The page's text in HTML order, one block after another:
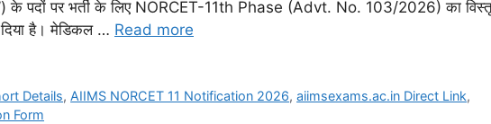
के पदों पर भर्ती के लिए NORCET-11th Phase (Advt. No. 103/2026) का
दिया है। मेडिकल … Read more
Details, AIIMS NORCET 11 Notification 2026,aiimsexams.ac.in Direct Link,
Form